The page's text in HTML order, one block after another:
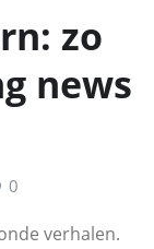
zo
news
0
verhalen.